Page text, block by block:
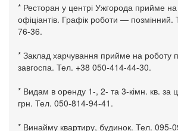
* Ресторан у центрі Ужгорода прийме
офіціантів. Графік роботи —
76-36.
* Заклад харчування прийме на роботу
завгоспа. Тел. +38 050-414-44-30.
* Видам в оренду 1-, 2- та 3-кімн. кв. за
грн. Тел. 050-814-94-41.
* Винайму квартиру, будинок. Тел. 095-